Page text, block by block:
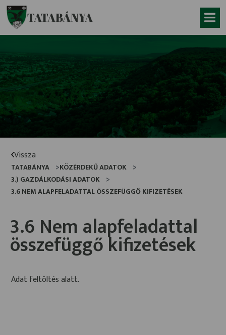
Ugrás a fő tartalomhoz
TATABÁNYA
Vissza
TATABÁNYA
KÖZÉRDEKŰ ADATOK
3.) GAZDÁLKODÁSI ADATOK
3.6 NEM ALAPFELADATTAL ÖSSZEFÜGGŐ KIFIZETÉSEK
3.6 Nem alapfeladattal
összefüggő kifizetések
Adat feltöltés alatt.